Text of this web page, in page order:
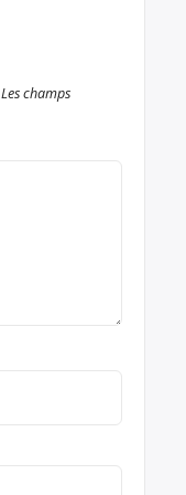
Les champs